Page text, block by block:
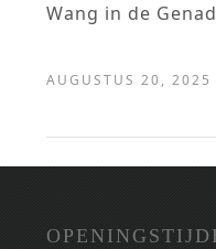
Wang in de
AUGUSTUS 20, 2025